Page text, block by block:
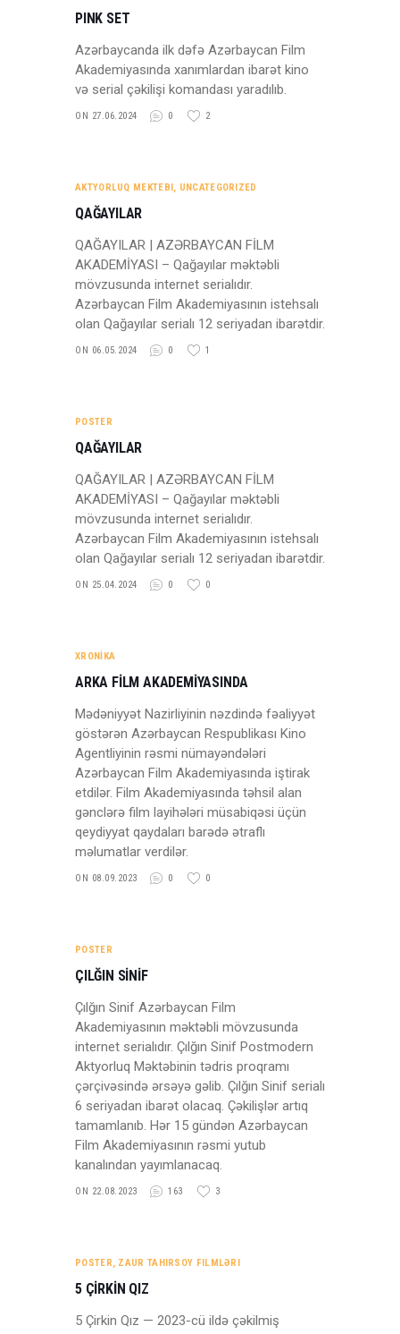
PINK SET
Azərbaycanda ilk dəfə Azərbaycan Film
Akademiyasında xanımlardan ibarət kino
və serial çəkilişi komandası yaradılıb.
ON 27.06.2024 0 2
AKTYORLUQ MEKTEBI , UNCATEGORIZED
QAĞAYILAR
QAĞAYILAR | AZƏRBAYCAN FİLM
AKADEMİYASI – Qağayılar məktəbli
mövzusunda internet serialıdır.
Azərbaycan Film Akademiyasının istehsalı
olan Qağayılar serialı 12 seriyadan ibarətdir.
ON 06.05.2024 0 1
POSTER
QAĞAYILAR
QAĞAYILAR | AZƏRBAYCAN FİLM
AKADEMİYASI – Qağayılar məktəbli
mövzusunda internet serialıdır.
Azərbaycan Film Akademiyasının istehsalı
olan Qağayılar serialı 12 seriyadan ibarətdir.
ON 25.04.2024 0 0
XRONİKA
ARKA FİLM AKADEMİYASINDA
Mədəniyyət Nazirliyinin nəzdində fəaliyyət
göstərən Azərbaycan Respublikası Kino
Agentliyinin rəsmi nümayəndələri
Azərbaycan Film Akademiyasında iştirak
etdilər. Film Akademiyasında təhsil alan
gənclərə film layihələri müsabiqəsi üçün
qeydiyyat qaydaları barədə ətraflı
məlumatlar verdilər.
ON 08.09.2023 0 0
POSTER
ÇILĞIN SİNİF
Çılğın Sinif Azərbaycan Film
Akademiyasının məktəbli mövzusunda
internet serialıdır. Çılğın Sinif Postmodern
Aktyorluq Məktəbinin tədris proqramı
çərçivəsində ərsəyə gəlib. Çılğın Sinif serialı
6 seriyadan ibarət olacaq. Çəkilişlər artıq
tamamlanıb. Hər 15 gündən Azərbaycan
Film Akademiyasının rəsmi yutub
kanalından yayımlanacaq.
ON 22.08.2023 163 3
POSTER, ZAUR TAHIRSOY FILMLƏRI
5 ÇİRKİN QIZ
5 Çirkin Qız — 2023-cü ildə çəkilmiş